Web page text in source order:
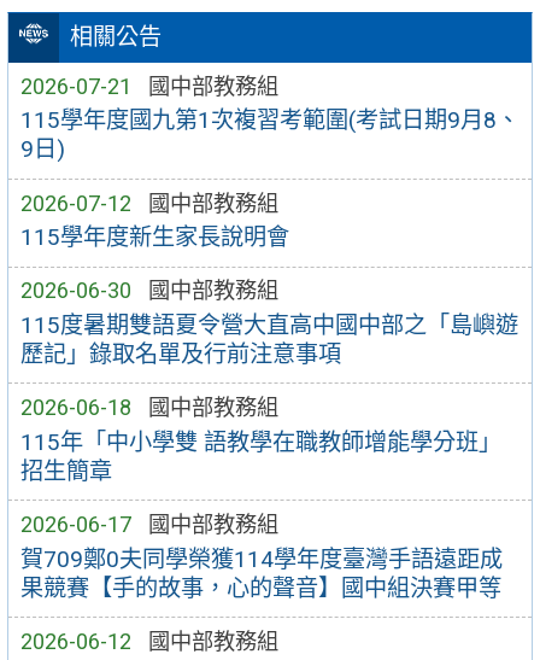
相關公告
2026-07-21 國中部教務組
115學年度國九第1次複習考範圍(考試日期9月8、
9日)
2026-07-12 國中部教務組
115學年度新生家長說明會
2026-06-30 國中部教務組
115度暑期雙語夏令營大直高中國中部之「島嶼遊
歷記」錄取名單及行前注意事項
2026-06-18 國中部教務組
115年「中小學雙 語教學在職教師增能學分班」
招生簡章
2026-06-17 國中部教務組
賀709鄭0夫同學榮獲114學年度臺灣手語遠距成
果競賽【手的故事，心的聲音】國中組決賽甲等
2026-06-12 國中部教務組